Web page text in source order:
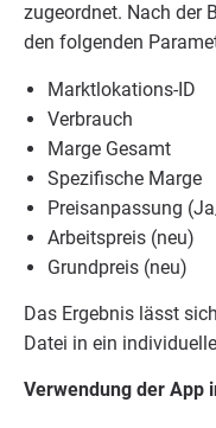
zuge­ord­net. Nach der
den fol­gen­den
Markt­lo­ka­ti­ons-ID
Ver­brauch
Mar­ge Gesamt
Spe­zi­fi­sche Marge
Preis­an­pas­sung
Arbeits­preis (neu)
Grund­preis (neu)
Das Ergeb­nis lässt
Datei in ein
Ver­wen­dung der App